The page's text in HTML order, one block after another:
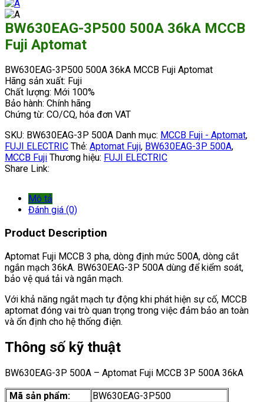
BW630EAG-3P500 500A 36kA MCCB
Fuji Aptomat
BW630EAG-3P500 500A 36kA MCCB Fuji Aptomat
Hãng sản xuất: Fuji
Chất lượng: Mới 100%
Bảo hành: Chính hãng
Chứng từ: CO/CQ, hóa đơn VAT
SKU: BW630EAG-3P 500A Danh mục: MCCB Fuji - Aptomat,
FUJI ELECTRIC Thẻ: Aptomat Fuji, BW630EAG-3P 500A,
MCCB Fuji Thương hiệu: FUJI ELECTRIC
Share Link:
Mô tả
Đánh giá (0)
Product Description
Aptomat Fuji MCCB 3 pha, dòng định mức 500A, dòng cắt
ngắn mạch 36kA. BW630EAG-3P 500A dùng để kiểm soát,
bảo vệ quá tải và ngắn mạch.
Với khả năng ngắt mạch tự động khi phát hiện sự cố, MCCB
aptomat đóng vai trò quan trọng trong việc đảm bảo an toàn
và ổn định cho hệ thống điện.
Thông số kỹ thuật
BW630EAG-3P 500A – Aptomat Fuji MCCB 3P 500A 36kA
Mã sản phẩm:
BW630EAG-3P500